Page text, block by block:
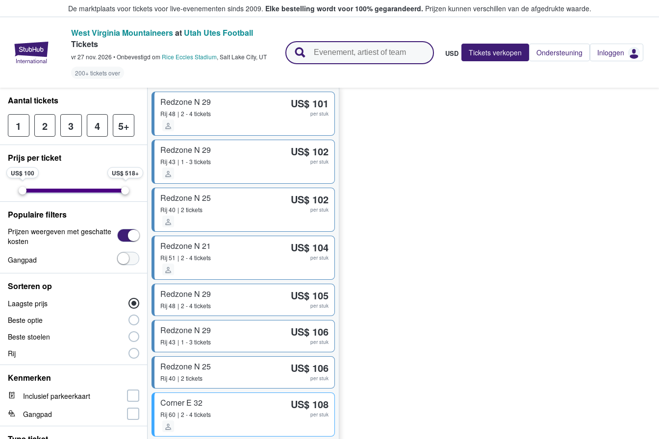
De marktplaats voor tickets voor live-evenementen sinds 2009. Elke bestelling wordt voor 100% gegarandeerd. Prijzen kunnen verschillen van de afgedrukte waarde.
StubHub: waar fans tickets kopen en verkopen
West Virginia Mountaineersat Utah Utes Football
Tickets
vr 27 nov. 2026 •Onbevestigd om Rice Eccles Stadium, Salt Lake City, UT
200+ tickets over
USD Tickets verkopen Ondersteuning Inloggen
Redzone N 29
Rij48 2 - 4 tickets
US$ 101
per stuk
Redzone N 29
Rij43 1 - 3 tickets
US$ 102
per stuk
Redzone N 25
Rij40 2 tickets
US$ 102
per stuk
Redzone N 21
Rij51 2 - 4 tickets
US$ 104
per stuk
Redzone N 29
Rij48 2 - 4 tickets
US$ 105
per stuk
Redzone N 29
Rij43 1 - 3 tickets
US$ 106
per stuk
Redzone N 25
Rij40 2 tickets
US$ 106
per stuk
Corner E 32
Rij60 2 - 4 tickets
US$ 108
per stuk
Aantal tickets
1 2 3 4 5+
Prijs per ticket
US$ 100 US$ 518
Populaire filters
Prijzen weergeven met geschatte
kosten
Gangpad
Sorteren op
Laagste prijs
Beste optie
Beste stoelen
Rij
Kenmerken
Inclusief parkeerkaart
Gangpad